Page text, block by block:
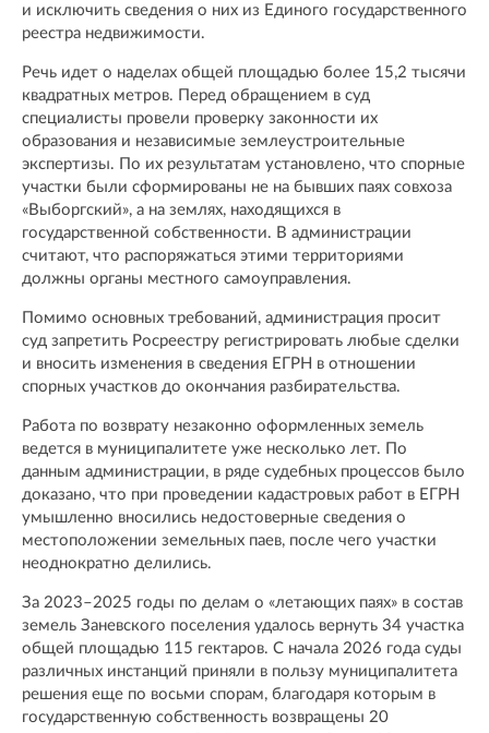
и исключить сведения о них из Единого государственного
реестра недвижимости.
Речь идет о наделах общей площадью более 15,2 тысячи
квадратных метров. Перед обращением в суд
специалисты провели проверку законности их
образования и независимые землеустроительные
экспертизы. По их результатам установлено, что спорные
участки были сформированы не на бывших паях совхоза
«Выборгский», а на землях, находящихся в
государственной собственности. В администрации
считают, что распоряжаться этими территориями
должны органы местного самоуправления.
Помимо основных требований, администрация просит
суд запретить Росреестру регистрировать любые сделки
и вносить изменения в сведения ЕГРН в отношении
спорных участков до окончания разбирательства.
Работа по возврату незаконно оформленных земель
ведется в муниципалитете уже несколько лет. По
данным администрации, в ряде судебных процессов было
доказано, что при проведении кадастровых работ в ЕГРН
умышленно вносились недостоверные сведения о
местоположении земельных паев, после чего участки
неоднократно делились.
За 2023–2025 годы по делам о «летающих паях» в состав
земель Заневского поселения удалось вернуть 34 участка
общей площадью 115 гектаров. С начала 2026 года суды
различных инстанций приняли в пользу муниципалитета
решения еще по восьми спорам, благодаря которым в
государственную собственность возвращены 20